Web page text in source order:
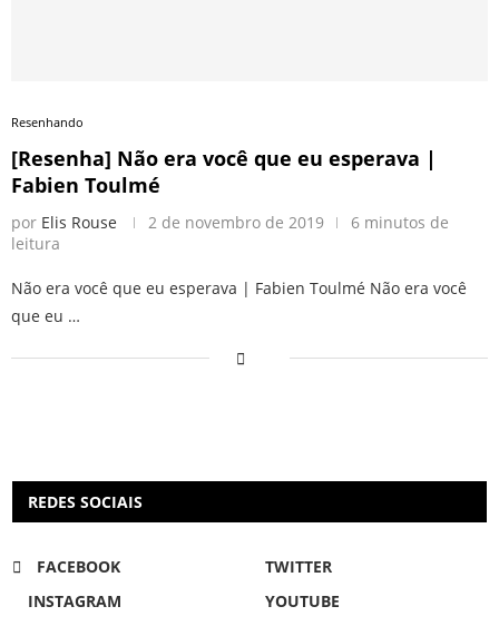
Resenhando
[Resenha] Não era você que eu esperava |
Fabien Toulmé
por Elis Rouse 2 de novembro de 2019
6 minutos de
leitura
Não era você que eu esperava | Fabien Toulmé Não era você
que eu …
REDES SOCIAIS
FACEBOOK
TWITTER
INSTAGRAM
YOUTUBE